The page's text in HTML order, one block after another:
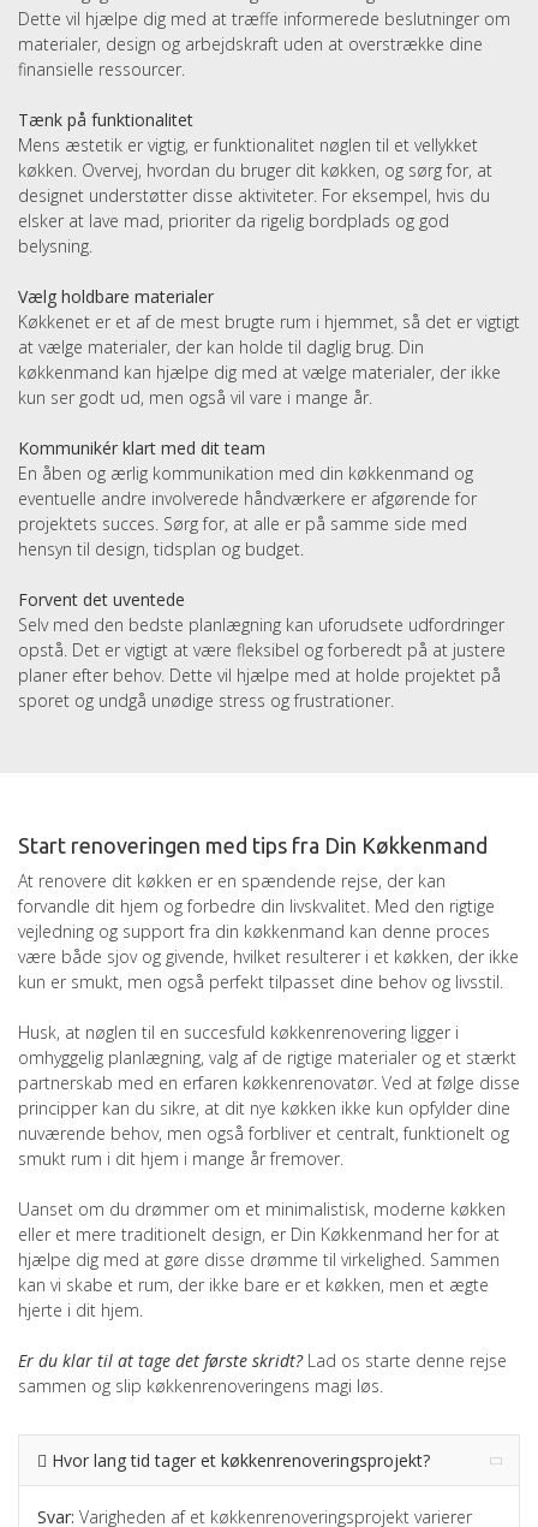
Dette vil hjælpe dig med at træffe informerede beslutninger om
materialer, design og arbejdskraft uden at overstrække dine
finansielle ressourcer.
Tænk på funktionalitet
Mens æstetik er vigtig, er funktionalitet nøglen til et vellykket
køkken. Overvej, hvordan du bruger dit køkken, og sørg for, at
designet understøtter disse aktiviteter. For eksempel, hvis du
elsker at lave mad, prioriter da rigelig bordplads og god
belysning.
Vælg holdbare materialer
Køkkenet er et af de mest brugte rum i hjemmet, så det er vigtigt
at vælge materialer, der kan holde til daglig brug. Din
køkkenmand kan hjælpe dig med at vælge materialer, der ikke
kun ser godt ud, men også vil vare i mange år.
Kommunikér klart med dit team
En åben og ærlig kommunikation med din køkkenmand og
eventuelle andre involverede håndværkere er afgørende for
projektets succes. Sørg for, at alle er på samme side med
hensyn til design, tidsplan og budget.
Forvent det uventede
Selv med den bedste planlægning kan uforudsete udfordringer
opstå. Det er vigtigt at være fleksibel og forberedt på at justere
planer efter behov. Dette vil hjælpe med at holde projektet på
sporet og undgå unødige stress og frustrationer.
Start renoveringen med tips fra Din Køkkenmand
At renovere dit køkken er en spændende rejse, der kan
forvandle dit hjem og forbedre din livskvalitet. Med den rigtige
vejledning og support fra din køkkenmand kan denne proces
være både sjov og givende, hvilket resulterer i et køkken, der ikke
kun er smukt, men også perfekt tilpasset dine behov og livsstil.
Husk, at nøglen til en succesfuld køkkenrenovering ligger i
omhyggelig planlægning, valg af de rigtige materialer og et stærkt
partnerskab med en erfaren køkkenrenovatør. Ved at følge disse
principper kan du sikre, at dit nye køkken ikke kun opfylder dine
nuværende behov, men også forbliver et centralt, funktionelt og
smukt rum i dit hjem i mange år fremover.
Uanset om du drømmer om et minimalistisk, moderne køkken
eller et mere traditionelt design, er Din Køkkenmand her for at
hjælpe dig med at gøre disse drømme til virkelighed. Sammen
kan vi skabe et rum, der ikke bare er et køkken, men et ægte
hjerte i dit hjem.
Er du klar til at tage det første skridt?Lad os starte denne rejse
sammen og slip køkkenrenoveringens magi løs.
Hvor lang tid tager et køkkenrenoveringsprojekt?
Svar: Varigheden af et køkkenrenoveringsprojekt varierer